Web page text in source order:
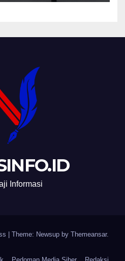
Informasi
Theme: Newsup by Themeansar.